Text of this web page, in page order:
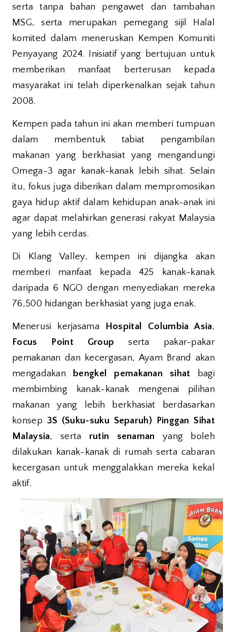
serta tanpa bahan pengawet dan tambahan
MSG, serta merupakan pemegang sijil Halal
komited dalam meneruskan Kempen Komuniti
Penyayang 2024. Inisiatif yang bertujuan untuk
memberikan manfaat berterusan kepada
masyarakat ini telah diperkenalkan sejak tahun
2008.
Kempen pada tahun ini akan memberi tumpuan
dalam membentuk tabiat pengambilan
makanan yang berkhasiat yang mengandungi
Omega-3 agar kanak-kanak lebih sihat. Selain
itu, fokus juga diberikan dalam mempromosikan
gaya hidup aktif dalam kehidupan anak-anak ini
agar dapat melahirkan generasi rakyat Malaysia
yang lebih cerdas.
Di Klang Valley, kempen ini dijangka akan
memberi manfaat kepada 425 kanak-kanak
daripada 6 NGO dengan menyediakan mereka
76,500 hidangan berkhasiat yang juga enak.
Menerusi kerjasama Hospital Columbia Asia,
Focus Point Group serta pakar-pakar
pemakanan dan kecergasan, Ayam Brand akan
mengadakan bengkel pemakanan sihat bagi
membimbing kanak-kanak mengenai pilihan
makanan yang lebih berkhasiat berdasarkan
konsep 3S (Suku-suku Separuh) Pinggan Sihat
Malaysia, serta rutin senaman yang boleh
dilakukan kanak-kanak di rumah serta cabaran
kecergasan untuk menggalakkan mereka kekal
aktif.